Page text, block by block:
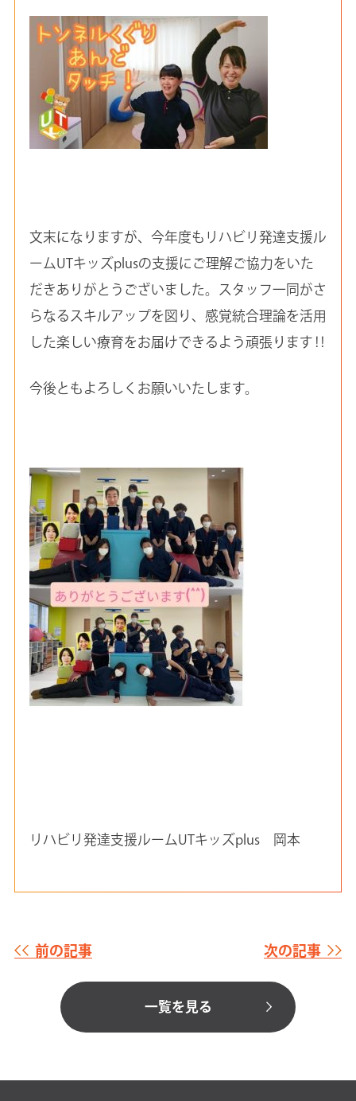
文末になりますが、今年度もリハビリ発達支援ル
ームUTキッズplusの支援にご理解ご協力をいた
だきありがとうございました。スタッフ一同がさ
らなるスキルアップを図り、感覚統合理論を活用
した楽しい療育をお届けできるよう頑張ります‼
今後ともよろしくお願いいたします。
リハビリ発達支援ルームUTキッズplus 岡本
前の記事
一覧を見る
次の記事